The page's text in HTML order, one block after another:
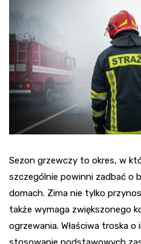
Sezon grzewczy to okres, w
szczególnie powinni zadbać o
domach. Zima nie tylko
także wymaga zwiększonego
ogrzewania. Właściwa troska